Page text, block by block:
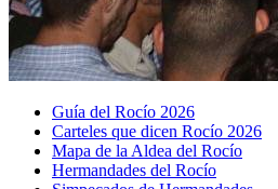
Guía del Rocío 2026
Carteles que dicen Rocío 2026
Mapa de la Aldea del Rocío
Hermandades del Rocío